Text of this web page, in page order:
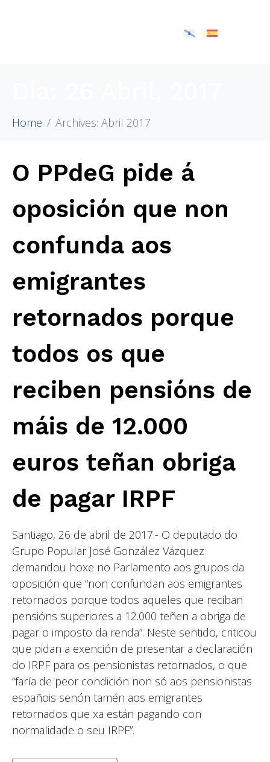
Home Archives: Abril 2017
O PPdeG pide á
oposición que non
confunda aos
emigrantes
retornados porque
todos os que
reciben pensións de
máis de 12.000
euros teñan obriga
de pagar IRPF
Santiago, 26 de abril de 2017.- O deputado do
Grupo Popular José González Vázquez
demandou hoxe no Parlamento aos grupos da
oposición que “non confundan aos emigrantes
retornados porque todos aqueles que reciban
pensións superiores a 12.000 teñen a obriga de
pagar o imposto da renda”. Neste sentido, criticou
que pidan a exención de presentar a declaración
do IRPF para os pensionistas retornados, o que
“faría de peor condición non só aos pensionistas
españois senón tamén aos emigrantes
retornados que xa están pagando con
normalidade o seu IRPF”.